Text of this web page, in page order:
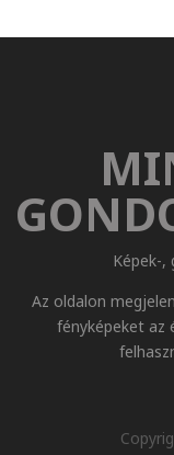
Képek-,
Az oldalon
fényképeket az